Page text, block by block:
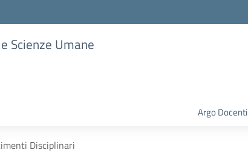
Scienze Umane
Argo Docenti
Disciplinari